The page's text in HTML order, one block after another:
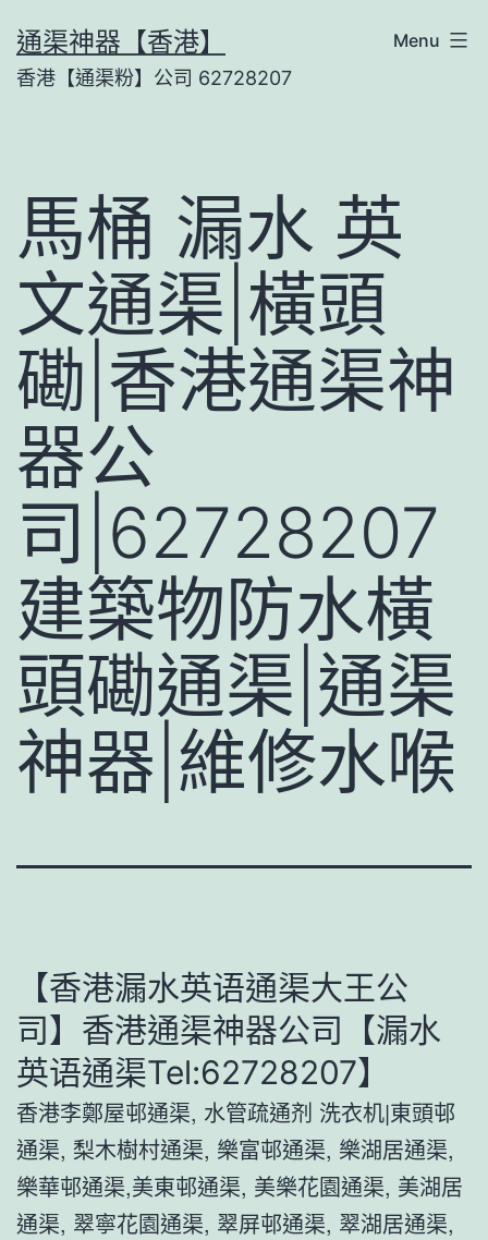
to
content
通渠神器【香港】
香港【通渠粉】公司 62728207
Menu
馬桶 漏水 英
文通渠|橫頭
磡|香港通渠神
器公
司|62728207
建築物防水橫
頭磡通渠|通渠
神器|維修水喉
【香港漏水英语通渠大王公
司】香港通渠神器公司【漏水
英语通渠Tel:62728207】
香港李鄭屋邨通渠, 水管疏通剂 洗衣机|東頭邨
通渠, 梨木樹村通渠, 樂富邨通渠, 樂湖居通渠,
樂華邨通渠,美東邨通渠, 美樂花園通渠, 美湖居
通渠, 翠寧花園通渠, 翠屏邨通渠, 翠湖居通渠,